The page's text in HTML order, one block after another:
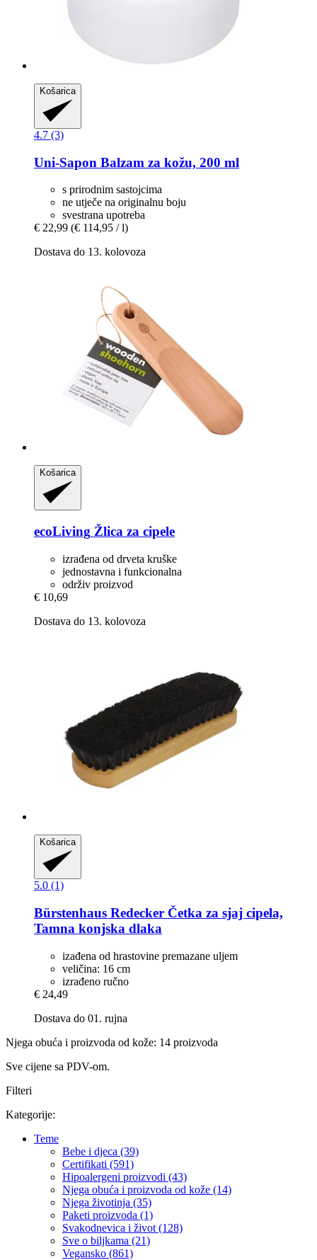
Košarica
4.7 (3)
Uni-Sapon Balzam za kožu, 200 ml
s prirodnim sastojcima
ne utječe na originalnu boju
svestrana upotreba
€ 22,99 (€ 114,95 / l)
Dostava do 13. kolovoza
Košarica
ecoLiving Žlica za cipele
izrađena od drveta kruške
jednostavna i funkcionalna
održiv proizvod
€ 10,69
Dostava do 13. kolovoza
Košarica
5.0 (1)
Bürstenhaus Redecker Četka za sjaj cipela,
Tamna konjska dlaka
izađena od hrastovine premazane uljem
veličina: 16 cm
izrađeno ručno
€ 24,49
Dostava do 01. rujna
Njega obuća i proizvoda od kože: 14 proizvoda
Sve cijene sa PDV-om.
Filteri
Kategorije:
Teme
Bebe i djeca (39)
Certifikati (591)
Hipoalergeni proizvodi (43)
Njega obuća i proizvoda od kože (14)
Njega životinja (35)
Paketi proizvoda (1)
Svakodnevica i život (128)
Sve o biljkama (21)
Vegansko (861)